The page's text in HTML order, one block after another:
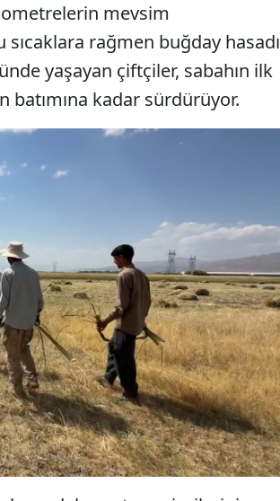
mevsim
rağmen buğday hasadı
yaşayan çiftçiler, sabahın ilk
batımına kadar sürdürüyor.